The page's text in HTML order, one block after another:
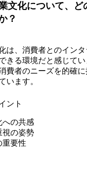
文化について、ど
？
は、消費者とのイン
きる環境だと感じて
費者のニーズを的確
います。
ント
への共感
視の姿勢
重要性